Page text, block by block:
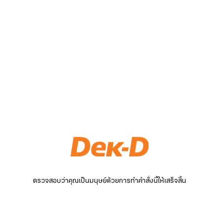
ตรวจสอบว่าคุณเป็นมนุษย์ด้วยการทำคำสั่งนี้ให้เสร็จสิ้น